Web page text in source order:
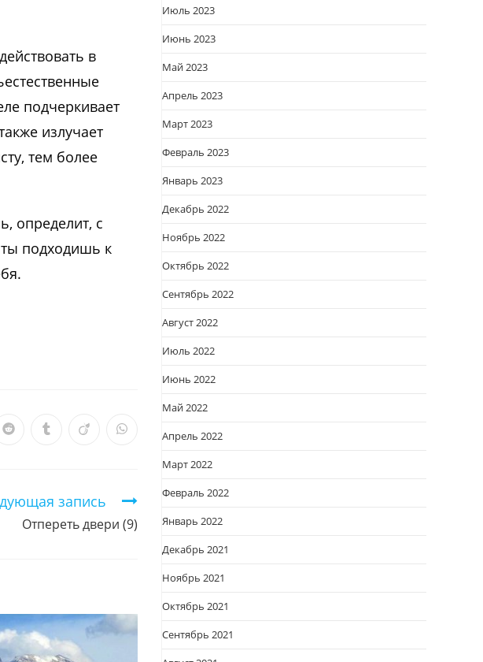
в
подчеркивает
излучает
тем более
определит, с
подходишь к
Открывается
Открывается
Открывается
Открывается
новом
запись
Отпереть двери (9)
Июль 2023
Июнь 2023
Май 2023
Апрель 2023
Март 2023
Февраль 2023
Январь 2023
Декабрь 2022
Ноябрь 2022
Октябрь 2022
Сентябрь 2022
Август 2022
Июль 2022
Июнь 2022
Май 2022
Апрель 2022
Март 2022
Февраль 2022
Январь 2022
Декабрь 2021
Ноябрь 2021
Октябрь 2021
Сентябрь 2021